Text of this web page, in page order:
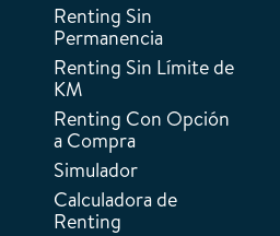
Renting Sin
Permanencia
Renting Sin Límite de
KM
Renting Con Opción
a Compra
Simulador
Calculadora de
Renting